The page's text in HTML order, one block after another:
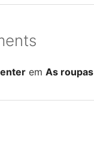
em As roupas